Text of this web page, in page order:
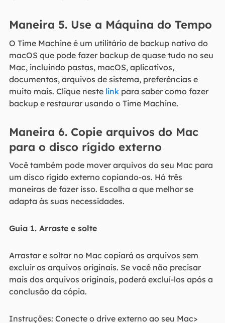
Maneira 5. Use a Máquina do Tempo
O Time Machine é um utilitário de backup nativo do
macOS que pode fazer backup de quase tudo no seu
Mac, incluindo pastas, macOS, aplicativos,
documentos, arquivos de sistema, preferências e
muito mais. Clique neste linkpara saber como fazer
backup e restaurar usando o Time Machine.
Maneira 6. Copie arquivos do Mac
para o disco rígido externo
Você também pode mover arquivos do seu Mac para
um disco rígido externo copiando-os. Há três
maneiras de fazer isso. Escolha a que melhor se
adapta às suas necessidades.
Guia 1. Arraste e solte
Arrastar e soltar no Mac copiará os arquivos sem
excluir os arquivos originais. Se você não precisar
mais dos arquivos originais, poderá excluí-los após a
conclusão da cópia.
Instruções: Conecte o drive externo ao seu Mac>